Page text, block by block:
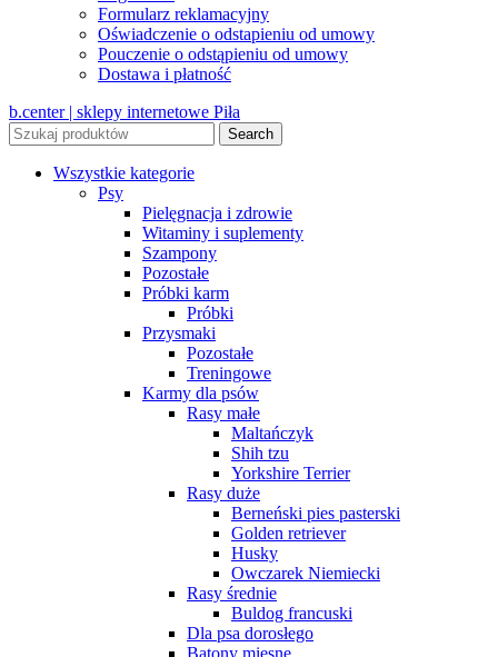
Formularz reklamacyjny
Oświadczenie o odstapieniu od umowy
Pouczenie o odstąpieniu od umowy
Dostawa i płatność
b.center | sklepy internetowe Piła
Search
Wszystkie kategorie
Psy
Pielęgnacja i zdrowie
Witaminy i suplementy
Szampony
Pozostałe
Próbki karm
Próbki
Przysmaki
Pozostałe
Treningowe
Karmy dla psów
Rasy małe
Maltańczyk
Shih tzu
Yorkshire Terrier
Rasy duże
Berneński pies pasterski
Golden retriever
Husky
Owczarek Niemiecki
Rasy średnie
Buldog francuski
Dla psa dorosłego
Batony mięsne